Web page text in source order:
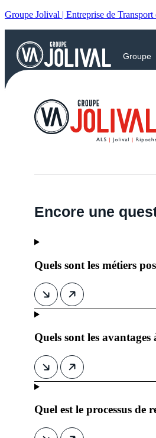
Groupe Jolival | Entreprise de
Groupe
L’offre a expiré.
Encore une
Quels sont les métiers
Quels sont les
Quel est le processus de